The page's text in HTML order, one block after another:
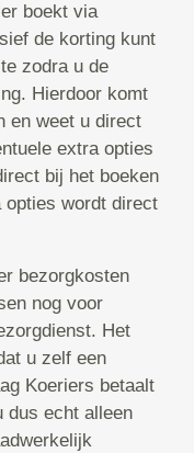
boekt via
de korting kunt
zodra u de
Hierdoor komt
en weet u direct
extra opties
bij het boeken
wordt direct
bezorgkosten
nog voor
Het
u zelf een
Koeriers betaalt
dus echt alleen